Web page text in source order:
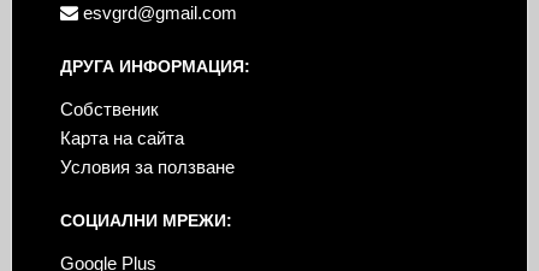
esvgrd@gmail.com
ДРУГА ИНФОРМАЦИЯ:
Собственик
Карта на сайта
Условия за ползване
СОЦИАЛНИ МРЕЖИ:
Google Plus